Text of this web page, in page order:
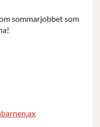
sommarjobbet som